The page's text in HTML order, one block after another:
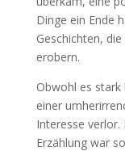
Dinge ein Ende
Geschichten,
erobern.
Obwohl es stark
einer
Interesse verlor.
Erzählung war